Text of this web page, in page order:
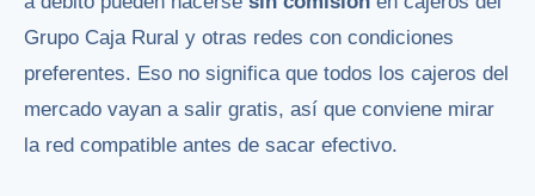
Grupo Caja Rural y otras redes con condiciones
preferentes. Eso no significa que todos los cajeros del
mercado vayan a salir gratis, así que conviene mirar
la red compatible antes de sacar efectivo.